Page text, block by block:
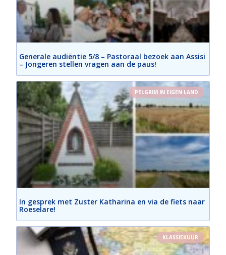
Generale audiëntie 5/8 – Pastoraal bezoek aan Assisi
– Jongeren stellen vragen aan de paus!
PELGRIM IN EIGEN LAND
In gesprek met Zuster Katharina en via de fiets naar
Roeselare!
KLASSIEKUUR